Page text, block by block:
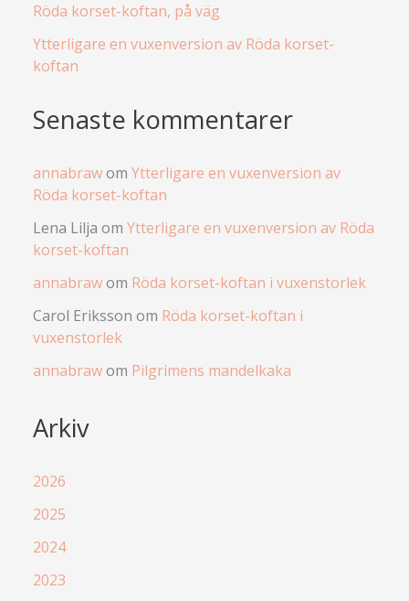
Röda korset-koftan, på väg
Ytterligare en vuxenversion av Röda korset-
koftan
Senaste kommentarer
annabrawom Ytterligare en vuxenversion av
Röda korset-koftan
Lena Lilja om Ytterligare en vuxenversion av Röda
korset-koftan
annabrawom Röda korset-koftan i vuxenstorlek
Carol Eriksson om Röda korset-koftan i
vuxenstorlek
annabrawom Pilgrimens mandelkaka
Arkiv
2026
2025
2024
2023